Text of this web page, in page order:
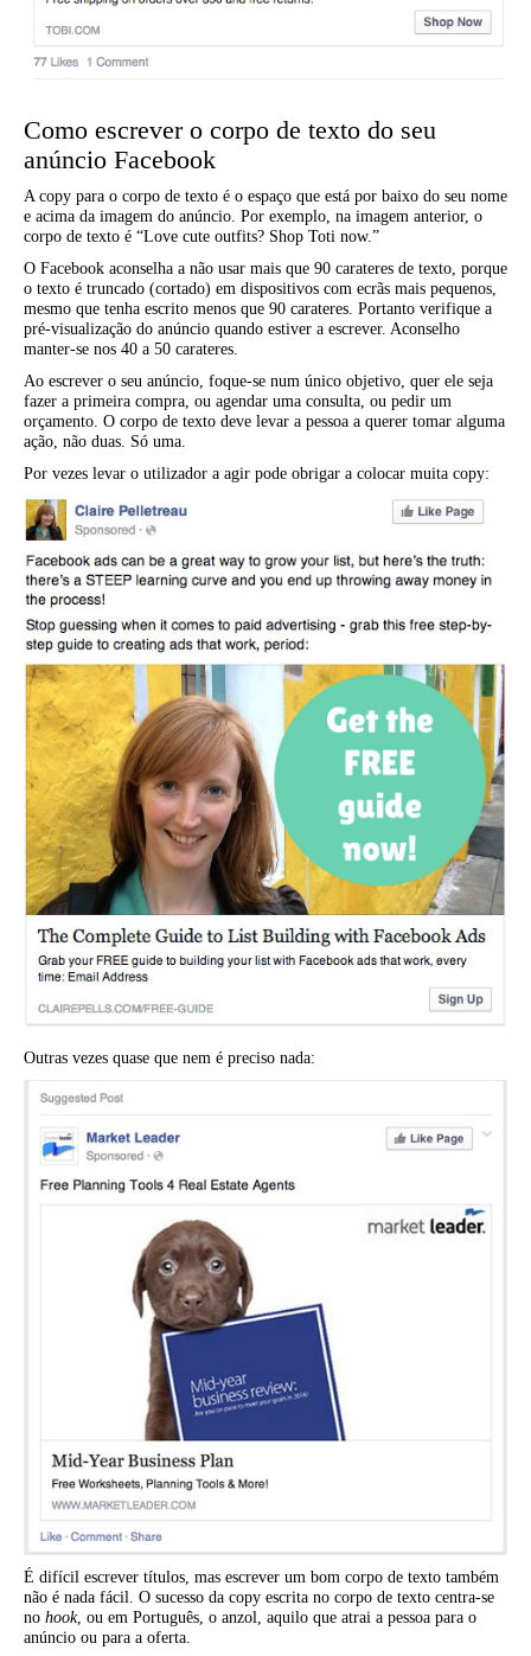
Como escrever o corpo de texto do seu
anúncio Facebook
A copy para o corpo de texto é o espaço que está por baixo do seu nome
e acima da imagem do anúncio. Por exemplo, na imagem anterior, o
corpo de texto é “Love cute outfits? Shop Toti now.”
O Facebook aconselha a não usar mais que 90 carateres de texto, porque
o texto é truncado (cortado) em dispositivos com ecrãs mais pequenos,
mesmo que tenha escrito menos que 90 carateres. Portanto verifique a
pré-visualização do anúncio quando estiver a escrever. Aconselho
manter-se nos 40 a 50 carateres.
Ao escrever o seu anúncio, foque-se num único objetivo, quer ele seja
fazer a primeira compra, ou agendar uma consulta, ou pedir um
orçamento. O corpo de texto deve levar a pessoa a querer tomar alguma
ação, não duas. Só uma.
Por vezes levar o utilizador a agir pode obrigar a colocar muita copy:
Outras vezes quase que nem é preciso nada:
É difícil escrever títulos, mas escrever um bom corpo de texto também
não é nada fácil. O sucesso da copy escrita no corpo de texto centra-se
no hook, ou em Português, o anzol, aquilo que atrai a pessoa para o
anúncio ou para a oferta.